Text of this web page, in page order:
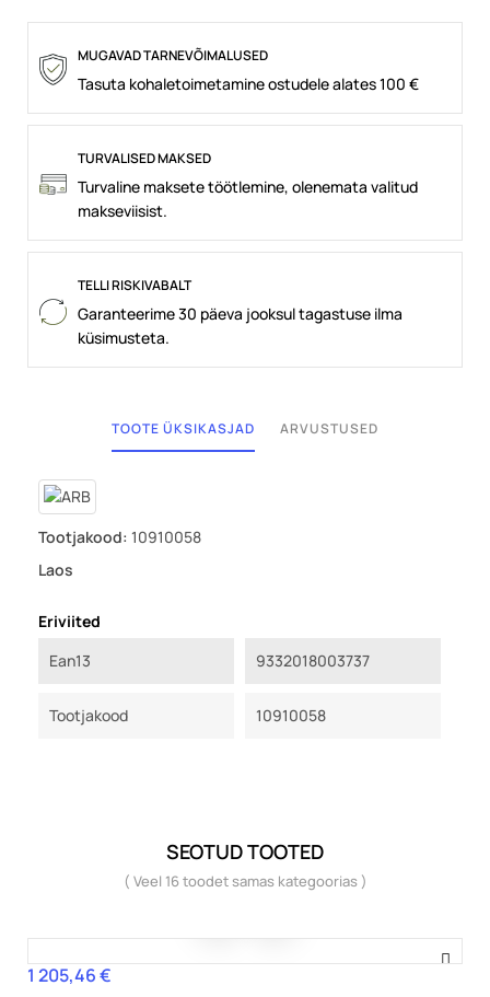
MUGAVAD TARNEVÕIMALUSED
Tasuta kohaletoimetamine ostudele alates 100 €
TURVALISED MAKSED
Turvaline maksete töötlemine, olenemata valitud
makseviisist.
TELLI RISKIVABALT
Garanteerime 30 päeva jooksul tagastuse ilma
küsimusteta.
TOOTE ÜKSIKASJAD ARVUSTUSED
Tootjakood: 10910058
Laos
Eriviited
Ean13
9332018003737
Tootjakood 10910058
SEOTUD TOOTED
( Veel 16 toodet samas kategoorias )
Hind
1 205,46 €